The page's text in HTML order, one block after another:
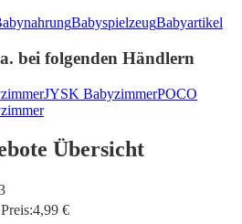
BabyspielzeugBabyartikel
bei folgenden Händlern
JYSK BabyzimmerPOCO
Übersicht
4,99 €